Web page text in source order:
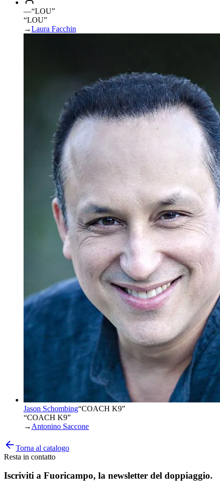
—“LOU”
“LOU”
→Laura Facchin
Jason Schombing“COACH K9”
“COACH K9”
→ Antonino Saccone
Torna al catalogo
Resta in contatto
Iscriviti a Fuoricampo, la newsletter del doppiaggio.